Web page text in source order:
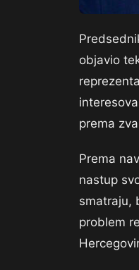
objavio
prema
Prema
nastup
smatraju,
problem